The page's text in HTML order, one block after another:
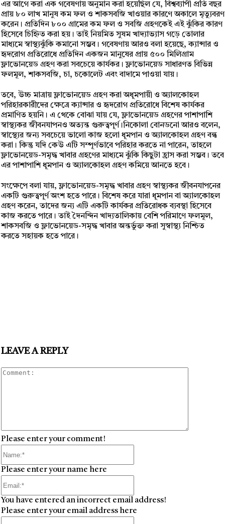
এর আগে করা এক গবেষণায় অনুমান করা হয়েছিল যে, বিশ্বব্যাপী প্রতি বছর
প্রায় ৮০ লাখ মানুষ কম ফল ও শাকসবজি খাওয়ার কারণে অকালে মৃত্যুবরণ
করেন। প্রতিদিন ৮০০ গ্রামের কম ফল ও সবজি গ্রহণকেই এই ঝুঁকির কারণ
হিসেবে চিহ্নিত করা হয়। তাই নিয়মিত সুষম খাদ্যাভ্যাস গড়ে তোলার
মাধ্যমে স্বাস্থ্যঝুঁকি কমানো সম্ভব। গবেষণায় আরও বলা হয়েছে, ক্যান্সার ও
হৃদরোগ প্রতিরোধে প্রতিদিন একজন মানুষের প্রায় ৫০০ মিলিগ্রাম
ফ্লাভোনয়েড গ্রহণ করা সবচেয়ে কার্যকর। ফ্লাভোনয়েড সাধারণত বিভিন্ন
ফলমূল, শাকসবজি, চা, চকোলেট এবং বাদামে পাওয়া যায়।
তবে, উচ্চ মাত্রায় ফ্লাভোনয়েড গ্রহণ করা অধূমপায়ী ও অ্যালকোহল
পরিহারকারীদের ক্ষেত্রে ক্যান্সার ও হৃদরোগ প্রতিরোধে বিশেষ কার্যকর
প্রমাণিত হয়নি। এ থেকে বোঝা যায় যে, ফ্লাভোনয়েড গ্রহণের পাশাপাশি
স্বাস্থ্যকর জীবনযাপনও অত্যন্ত গুরুত্বপূর্ণ।নিকোলা বোনডনো আরও বলেন,
স্বাস্থ্যের জন্য সবচেয়ে ভালো কাজ হলো ধূমপান ও অ্যালকোহল গ্রহণ বন্ধ
করা। কিন্তু যদি কেউ এটি সম্পূর্ণভাবে পরিহার করতে না পারেন, তাহলে
ফ্লাভোনয়েড-সমৃদ্ধ খাবার গ্রহণের মাধ্যমে ঝুঁকি কিছুটা হ্রাস করা সম্ভব। তবে
এর পাশাপাশি ধূমপান ও অ্যালকোহল গ্রহণ কমিয়ে আনতে হবে।
সংক্ষেপে বলা যায়, ফ্লাভোনয়েড-সমৃদ্ধ খাবার গ্রহণ স্বাস্থ্যকর জীবনযাপনের
একটি গুরুত্বপূর্ণ অংশ হতে পারে। বিশেষ করে যারা ধূমপান বা অ্যালকোহল
গ্রহণ করেন, তাদের জন্য এটি একটি কার্যকর প্রতিরোধক ব্যবস্থা হিসেবে
কাজ করতে পারে। তাই দৈনন্দিন খাদ্যতালিকায় বেশি পরিমাণে ফলমূল,
শাকসবজি ও ফ্লাভোনয়েড-সমৃদ্ধ খাবার অন্তর্ভুক্ত করা সুস্বাস্থ্য নিশ্চিত
করতে সহায়ক হতে পারে।
LEAVE A REPLY
Please enter your comment!
Please enter your name here
You have entered an incorrect email address!
Please enter your email address here